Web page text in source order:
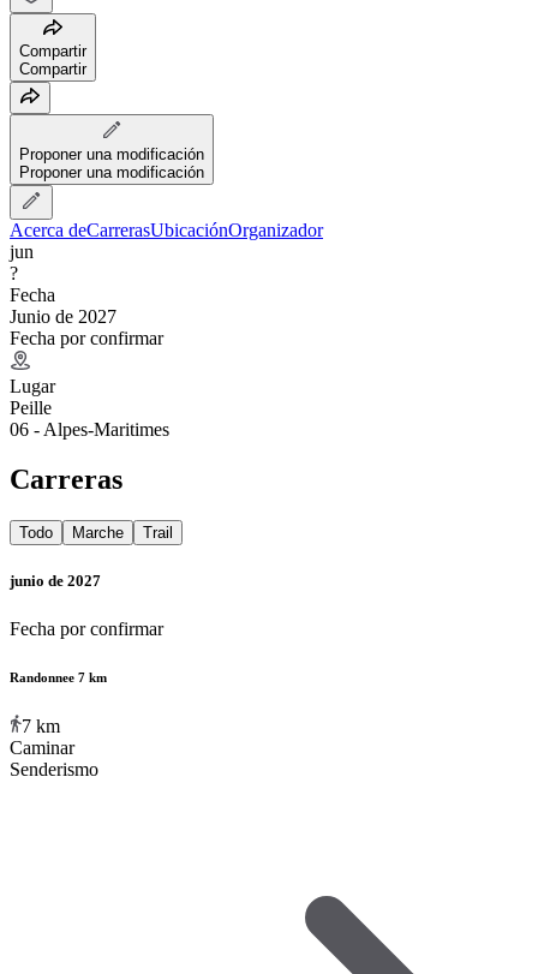
Compartir
Compartir
Proponer una modificación
Proponer una modificación
Acerca deCarrerasUbicaciónOrganizador
jun
?
Fecha
Junio de 2027
Fecha por confirmar
Lugar
Peille
06 - Alpes-Maritimes
Carreras
Todo Marche Trail
junio de 2027
Fecha por confirmar
Randonnee 7 km
7 km
Caminar
Senderismo